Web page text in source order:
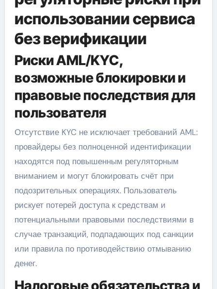
использовании сервиса
без верификации
Риски AML/KYC,
возможные блокировки и
правовые последствия для
пользователя
Отсутствие KYC не исключает требований AML:
провайдеры без полноценной идентификации
находятся под повышенным регуляторным
вниманием и могут блокировать счёт при
подозрительных операциях. Пользователь
рискует потерей доступа к средствам и
потенциальными правовыми последствиями в
случае транзакций, подпадающих под санкции
или правила по противодействию отмыванию
денег.
Налоговые обязательства и